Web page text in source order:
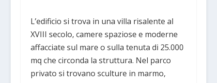
L’edificio si trova in una villa risalente al
XVIII secolo, camere spaziose e moderne
affacciate sul mare o sulla tenuta di 25.000
mq che circonda la struttura. Nel parco
privato si trovano sculture in marmo,